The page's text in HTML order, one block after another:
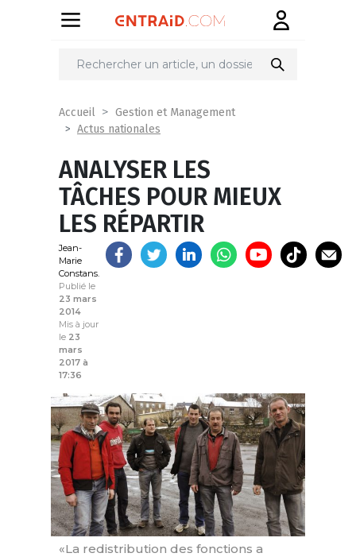
Partager
Accueil
Gestion et Management
Actus nationales
ANALYSER LES
TÂCHES POUR MIEUX
LES RÉPARTIR
Jean-
Marie
Constans.
Publié le
23 mars
2014
Mis à jour
le 23
mars
2017 à
17:36
«La redistribution des fonctions a